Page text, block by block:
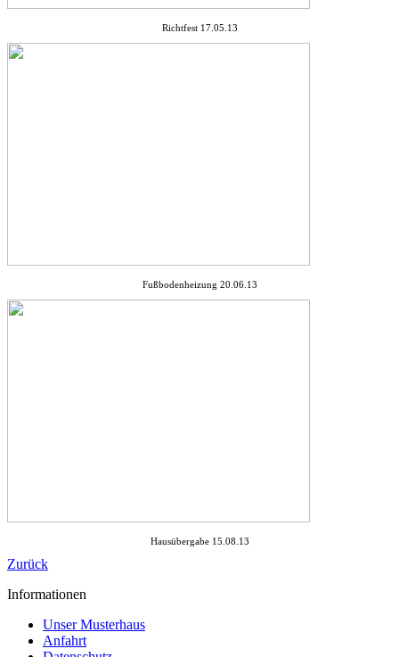
Richtfest 17.05.13
Fußbodenheizung 20.06.13
Hausübergabe 15.08.13
Zurück
Informationen
Unser Musterhaus
Anfahrt